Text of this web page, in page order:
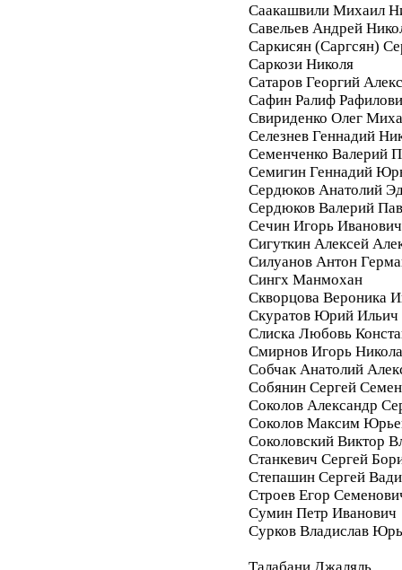
Саакашвили Михаил
Савельев Андрей
Саркисян (Саргсян)
Саркози Николя
Сатаров Георгий
Сафин Ралиф
Свириденко Олег
Селезнев Геннадий
Семенченко Валерий
Семигин Геннадий
Сердюков Анатолий
Сердюков Валерий
Сечин Игорь Иванович
Сигуткин Алексей
Силуанов Антон
Сингх Манмохан
Скворцова Вероника
Скуратов Юрий Ильич
Слиска Любовь
Смирнов Игорь
Собчак Анатолий
Собянин Сергей
Соколов Александр
Соколов Максим
Соколовский Виктор
Станкевич Сергей
Степашин Сергей
Строев Егор
Сумин Петр Иванович
Сурков Владислав